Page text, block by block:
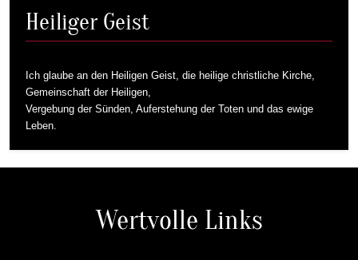
Heiliger Geist
Ich glaube an den Heiligen Geist, die heilige christliche Kirche,
Gemeinschaft der Heiligen,
Vergebung der Sünden, Auferstehung der Toten und das ewige
Leben.
Wertvolle Links